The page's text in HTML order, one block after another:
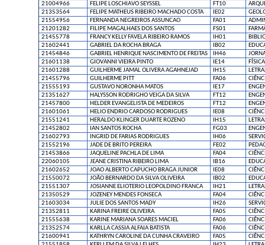
21004966
FELIPE LOSCHIAVO SEYSSEL FT10
21353564
FELIPE MATHEUS RIBEIRO MACHADO COSTA IE02
21554956
FERNANDA NEGREIROS ASSUNCAO FA01
21201282
FILIPE MAGALHAES DOS SANTOS FS01
21455778
FRANCY KELLY FAVELA RIBEIRO RAMOS IH01
21602441
GABRIEL DA ROCHA BRAGA IB02
21454846
GABRIEL HENRIQUE NASCIMENTO DE FREITAS IH46
21601138
GIOVANNI VIEIRA PINTO IE14
FÍSICA
21601288
GUILHERME JAMAL OLIVERA AGAHNEJAD IH15
21455796
GUILHERME PITT FA06
21555193
GUSTAVO NORONHA MATOS IE17
21351627
HALYSSON RODRIGHO VEIGA DA SILVA FT12
21457800
HELDER EVANGELISTA DE MEDEIROS FT12
21601061
HELIO ENDRIO CARDOSO RODRIGUES IE08
21551241
HERALDO KLINGER DUARTE ROZENO IH15
21452802
IAN SANTOS ROCHA FG03
21602793
INGRID DE FARIAS RODRIGUES IH06
21552196
JADE DE BRITO PEREIRA FE02
21453866
JAQUELINE PACHLA DE LIMA FA04
22060105
JEANE CRISTINA RIBEIRO LIMA IB16
21602652
JOAO ALBERTO CAPUCHO BRAGA JUNIOR IE08
21550072
JOÃO BERNARDO DA SILVA OLIVEIRA IB02
21551307
JOSIANNE ELIOTERIO LEOPOLDINO FRANCA IH21
21350529
JOZENEY MENDES FONSECA FA04
21603034
JULIE DOS SANTOS MADY IH26
21352811
KARINA FREIRE OLIVEIRA FA05
21555638
KARINE MARIANA SOARES MACIEL FA06
21352574
KARLLA CASSIA ALFAIA BATISTA FA06
21600941
KATHRYN CAROLINE DA CUNHA CRAVEIRO FA05